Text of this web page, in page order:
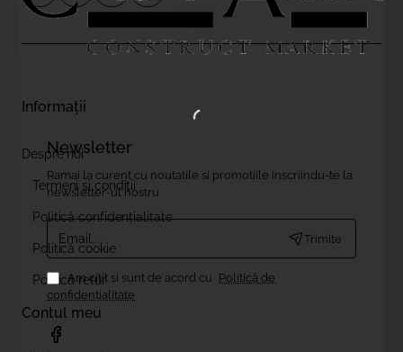
Newsletter
Ramai la curent cu noutatile si promotiile inscriindu-te la
newsletter-ul nostru
Email....
Trimite
Am citit şi sunt de acord cu Politică de
confidențialitate
Informații
Despre noi
Termeni și condiții
Politică confidențialitate
Politică cookie
Politică retur
Contul meu